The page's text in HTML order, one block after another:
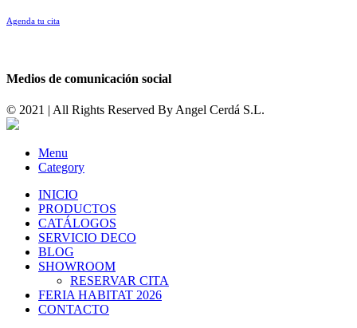
Agenda tu cita
Medios de comunicación social
© 2021 | All Rights Reserved By Angel Cerdá S.L.
Menu
Category
INICIO
PRODUCTOS
CATÁLOGOS
SERVICIO DECO
BLOG
SHOWROOM
RESERVAR CITA
FERIA HABITAT 2026
CONTACTO